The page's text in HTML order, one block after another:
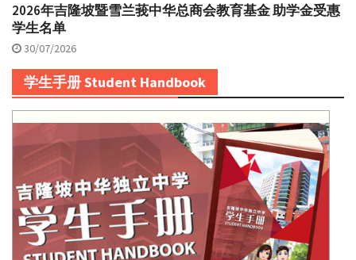
2026年吉隆坡暨雪兰莪中华总商会教育基金 助学金受惠
学生名单
30/07/2026
学生手册 Student Handbook